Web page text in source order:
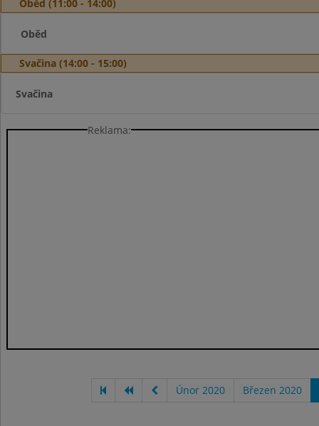
Oběd (11:00 - 14:00)
Oběd
Svačina (14:00 - 15:00)
Svačina
Reklama:
Únor 2020 Březen 2020